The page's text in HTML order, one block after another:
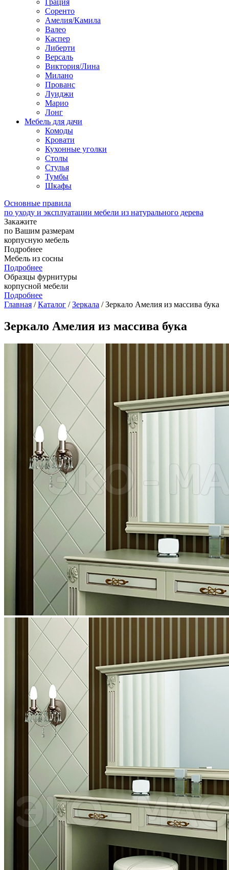
Грация
Соренто
Амелия/Камила
Валео
Каспер
Либерти
Версаль
Виктория/Лина
Милано
Прованс
Луиджи
Марио
Лонг
Мебель для дачи
Комоды
Кровати
Кухонные уголки
Столы
Стулья
Тумбы
Шкафы
Основные правила
по уходу и эксплуатации мебели из натурального дерева
Закажите
по Вашим размерам
корпусную мебель
Подробнее
Мебель из сосны
Подробнее
Образцы фурнитуры
корпусной мебели
Подробнее
Главная /Каталог /Зеркала / Зеркало Амелия из массива бука
Зеркало Амелия из массива бука